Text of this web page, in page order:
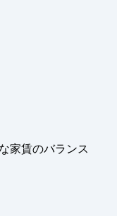
家賃のバランス